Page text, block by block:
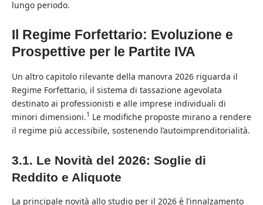
lungo periodo.
Il Regime Forfettario: Evoluzione e
Prospettive per le Partite IVA
Un altro capitolo rilevante della manovra 2026 riguarda il
Regime Forfettario, il sistema di tassazione agevolata
destinato ai professionisti e alle imprese individuali di
minori dimensioni.1 Le modifiche proposte mirano a rendere
il regime più accessibile, sostenendo l’autoimprenditorialità.
3.1. Le Novità del 2026: Soglie di
Reddito e Aliquote
La principale novità allo studio per il 2026 è l’innalzamento